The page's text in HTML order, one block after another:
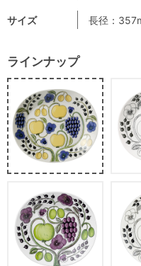
サイズ 長径：
ラインナップ